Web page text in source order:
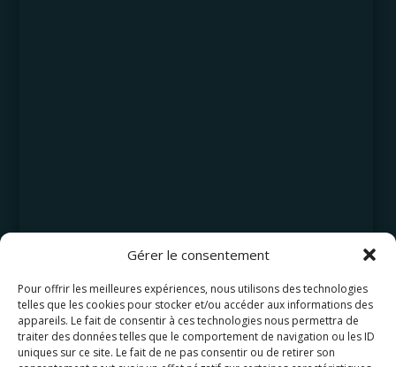
Gérer le consentement
Pour offrir les meilleures expériences, nous utilisons des technologies
telles que les cookies pour stocker et/ou accéder aux informations des
appareils. Le fait de consentir à ces technologies nous permettra de
traiter des données telles que le comportement de navigation ou les ID
uniques sur ce site. Le fait de ne pas consentir ou de retirer son